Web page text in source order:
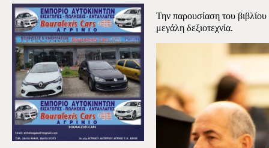
Την παρουσίαση του
μεγάλη δεξιοτεχνία.